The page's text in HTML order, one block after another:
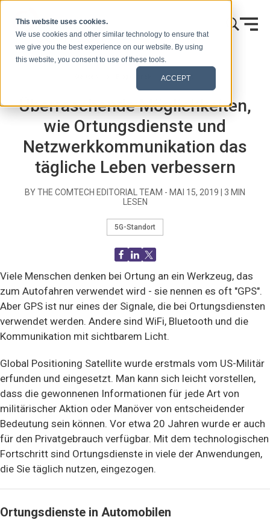
This website uses cookies.
We use cookies and other similar technology to ensure that
we give you the best experience on our website. By using
this website, you consent to use of these tools.
ACCEPT
Blog Post
Überraschende Möglichkeiten,
wie Ortungsdienste und
Netzwerkkommunikation das
tägliche Leben verbessern
BY THE COMTECH EDITORIAL TEAM - MAI 15, 2019 3 MIN
LESEN
5G-Standort
Viele Menschen denken bei Ortung an ein Werkzeug, das
zum Autofahren verwendet wird - sie nennen es oft "GPS".
Aber GPS ist nur eines der Signale, die bei Ortungsdiensten
verwendet werden. Andere sind WiFi, Bluetooth und die
Kommunikation mit sichtbarem Licht.
Global Positioning Satellite wurde erstmals vom US-Militär
erfunden und eingesetzt. Man kann sich leicht vorstellen,
dass die gewonnenen Informationen für jede Art von
militärischer Aktion oder Manöver von entscheidender
Bedeutung sein können. Vor etwa 20 Jahren wurde er auch
für den Privatgebrauch verfügbar. Mit dem technologischen
Fortschritt sind Ortungsdienste in viele der Anwendungen,
die Sie täglich nutzen, eingezogen.
Ortungsdienste in Automobilen